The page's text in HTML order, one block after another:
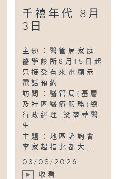
千禧年代 8月
3日
主題：醫管局家庭
醫學診所8月15日起
只接受有來電顯示
電話預約
訪問：醫管局(基層
及社區醫療服務)總
行政經理 梁堃華醫
生
主題：地區諮詢會
李家超指北都大...
03/08/2026
收看